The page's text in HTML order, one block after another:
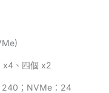
x4、四個 x2
240；NVMe：24